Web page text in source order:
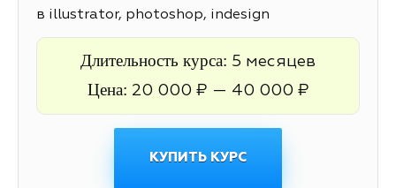
в illustrator, photoshop, indesign
Длительность курса: 5 месяцев
Цена: 20 000 ₽ — 40 000 ₽
КУПИТЬ КУРС